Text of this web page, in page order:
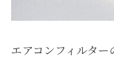
エアコンフィルター